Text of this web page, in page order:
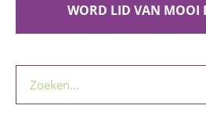
WORD LID VAN MOOI